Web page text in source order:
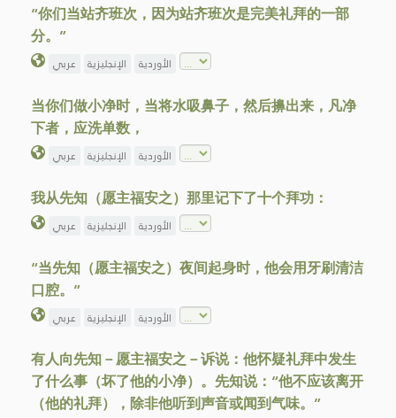
“你们当站齐班次，因为站齐班次是完美礼拜的一部
分。”
عربي الإنجليزية الأوردية
当你们做小净时，当将水吸鼻子，然后擤出来，凡净
下者，应洗单数，
عربي الإنجليزية الأوردية
我从先知（愿主福安之）那里记下了十个拜功：
عربي الإنجليزية الأوردية
“当先知（愿主福安之）夜间起身时，他会用牙刷清洁
口腔。”
عربي الإنجليزية الأوردية
有人向先知－愿主福安之－诉说：他怀疑礼拜中发生
了什么事（坏了他的小净）。先知说：“他不应该离开
（他的礼拜），除非他听到声音或闻到气味。”